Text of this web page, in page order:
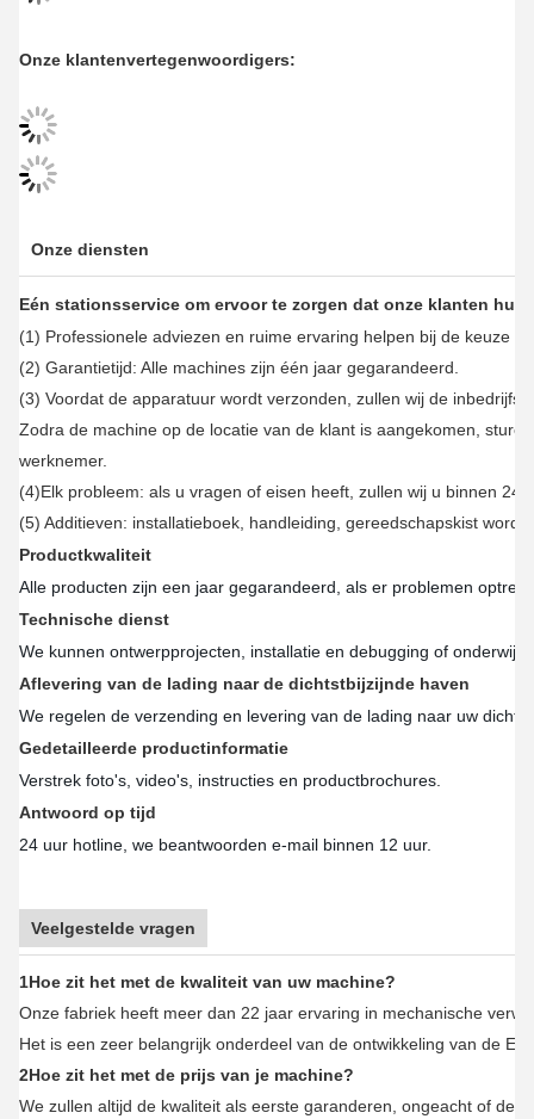
Onze klantenvertegenwoordigers:
Onze diensten
Eén stationsservice om ervoor te zorgen dat onze klanten
(1) Professionele adviezen en ruime ervaring helpen bij de keuze
(2) Garantietijd: Alle machines zijn één jaar gegarandeerd.
(3) Voordat de apparatuur wordt verzonden, zullen wij de
Zodra de machine op de locatie van de klant is aangekomen,
werknemer.
(4)Elk probleem: als u vragen of eisen heeft, zullen wij u binnen 24
(5) Additieven: installatieboek, handleiding, gereedschapskist
Productkwaliteit
Alle producten zijn een jaar gegarandeerd, als er problemen
Technische dienst
We kunnen ontwerpprojecten, installatie en debugging of onderwijs
Aflevering van de lading naar de dichtstbijzijnde haven
We regelen de verzending en levering van de lading naar uw
Gedetailleerde productinformatie
Verstrek foto's, video's, instructies en productbrochures.
Antwoord op tijd
24 uur hotline, we beantwoorden e-mail binnen 12 uur.
Veelgestelde vragen
1Hoe zit het met de kwaliteit van uw machine?
Onze fabriek heeft meer dan 22 jaar ervaring in mechanische
Het is een zeer belangrijk onderdeel van de ontwikkeling van de
2Hoe zit het met de prijs van je machine?
We zullen altijd de kwaliteit als eerste garanderen, ongeacht of de